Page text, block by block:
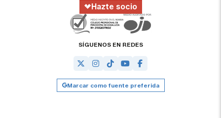
Hazte socio
SÍGUENOS EN REDES
Marcar como fuente preferida